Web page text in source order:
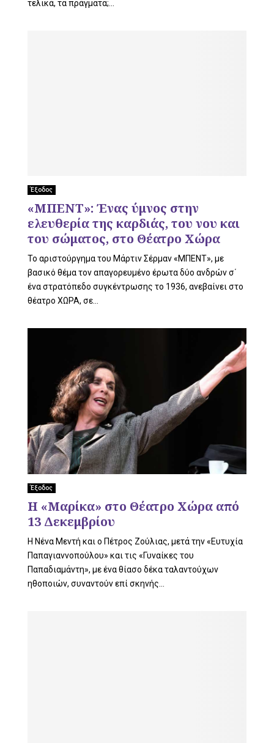
τελικά, τα πράγματα;...
Έξοδος
«ΜΠΕΝΤ»: Ένας ύμνος στην
ελευθερία της καρδιάς, του νου και
του σώματος, στο Θέατρο Χώρα
Το αριστούργημα του Μάρτιν Σέρμαν «ΜΠΕΝΤ», με
βασικό θέμα τον απαγορευμένο έρωτα δύο ανδρών σ΄
ένα στρατόπεδο συγκέντρωσης το 1936, ανεβαίνει στο
θέατρο ΧΩΡΑ, σε...
Έξοδος
Η «Μαρίκα» στο Θέατρο Χώρα από
13 Δεκεμβρίου
Η Νένα Μεντή και ο Πέτρος Ζούλιας, μετά την «Ευτυχία
Παπαγιαννοπούλου» και τις «Γυναίκες του
Παπαδιαμάντη», με ένα θίασο δέκα ταλαντούχων
ηθοποιών, συναντούν επί σκηνής...